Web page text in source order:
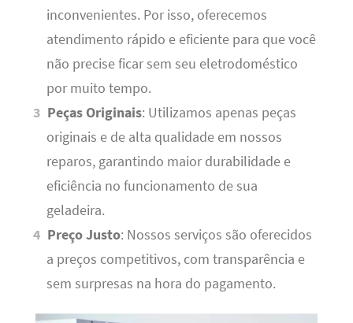
inconvenientes. Por isso, oferecemos
atendimento rápido e eficiente para que você
não precise ficar sem seu eletrodoméstico
por muito tempo.
Peças Originais: Utilizamos apenas peças
originais e de alta qualidade em nossos
reparos, garantindo maior durabilidade e
eficiência no funcionamento de sua
geladeira.
Preço Justo: Nossos serviços são oferecidos
a preços competitivos, com transparência e
sem surpresas na hora do pagamento.